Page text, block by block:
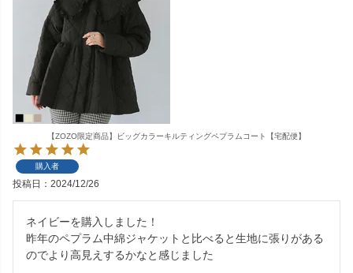
【ZOZO限定商品】ビッグカラーキルティングペプラムコート【宅配便】
購入者
投稿日 2024/12/26
ネイビーを購入しました！
昨年のペプラム中綿ジャケットと比べると生地に張りがある
のでより高見えするかなと感じました